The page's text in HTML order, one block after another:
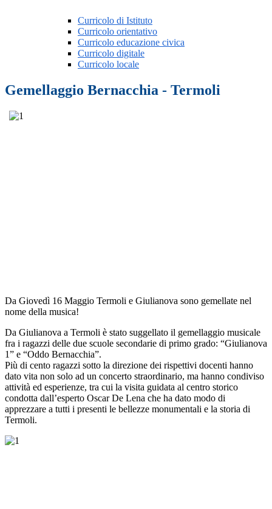
Curricolo di Istituto
Curricolo orientativo
Curricolo educazione civica
Curricolo digitale
Curricolo locale
Gemellaggio Bernacchia - Termoli
Da Giovedì 16 Maggio Termoli e Giulianova sono gemellate nel
nome della musica!
Da Giulianova a Termoli è stato suggellato il gemellaggio musicale
fra i ragazzi delle due scuole secondarie di primo grado: “Giulianova
1” e “Oddo Bernacchia”.
Più di cento ragazzi sotto la direzione dei rispettivi docenti hanno
dato vita non solo ad un concerto straordinario, ma hanno condiviso
attività ed esperienze, tra cui la visita guidata al centro storico
condotta dall’esperto Oscar De Lena che ha dato modo di
apprezzare a tutti i presenti le bellezze monumentali e la storia di
Termoli.